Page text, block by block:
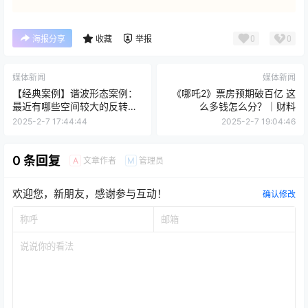
海报分享 收藏 举报 0 0
媒体新闻
【经典案例】谐波形态案例：
最近有哪些空间较大的反转行
情？
2025-2-7 17:44:44
媒体新闻
《哪吒2》票房预期破百亿 这
么多钱怎么分？｜财料
2025-2-7 19:04:46
0 条回复 A 文章作者 M 管理员
欢迎您，新朋友，感谢参与互动！ 确认修改